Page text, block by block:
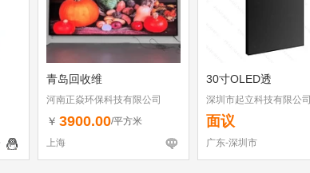
青岛回收维
河南正焱环保科技有限公司
￥ 3900.00/平方米
上海
30寸OLED透
深圳市起立科技有限公司
面议
广东-深圳市